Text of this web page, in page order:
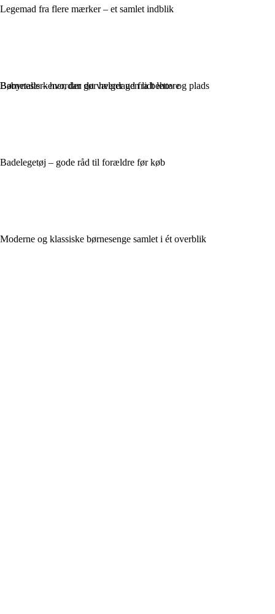
Legemad fra flere mærker – et samlet indblik
Børnetallerkener, der gør hverdagen lidt lettere
Badelegetøj – gode råd til forældre før køb
Moderne og klassiske børnesenge samlet i ét overblik
Babynests – hvordan du vælger ud fra behov og plads